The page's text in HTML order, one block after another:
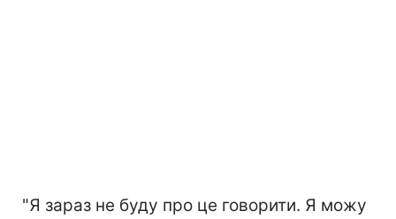
"Я зараз не буду про це говорити. Я можу